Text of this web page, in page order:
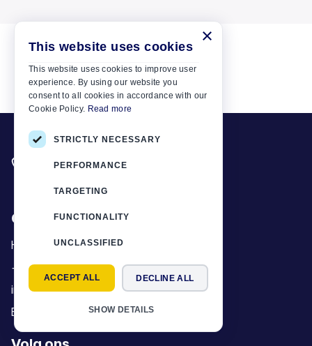
Heeft u iets nodig? Bel ons
+30 6944 833 391
Car Motor Plan
Hersonissos, 70014 Crete, Greece
+30 6944833391
info@motor-plan.com
EOT: 1039E81000158001
×
This website uses cookies
This website uses cookies to improve user
experience. By using our website you
consent to all cookies in accordance with our
Cookie Policy. Read more
STRICTLY NECESSARY
PERFORMANCE
TARGETING
FUNCTIONALITY
UNCLASSIFIED
ACCEPT ALL DECLINE ALL
SHOW DETAILS